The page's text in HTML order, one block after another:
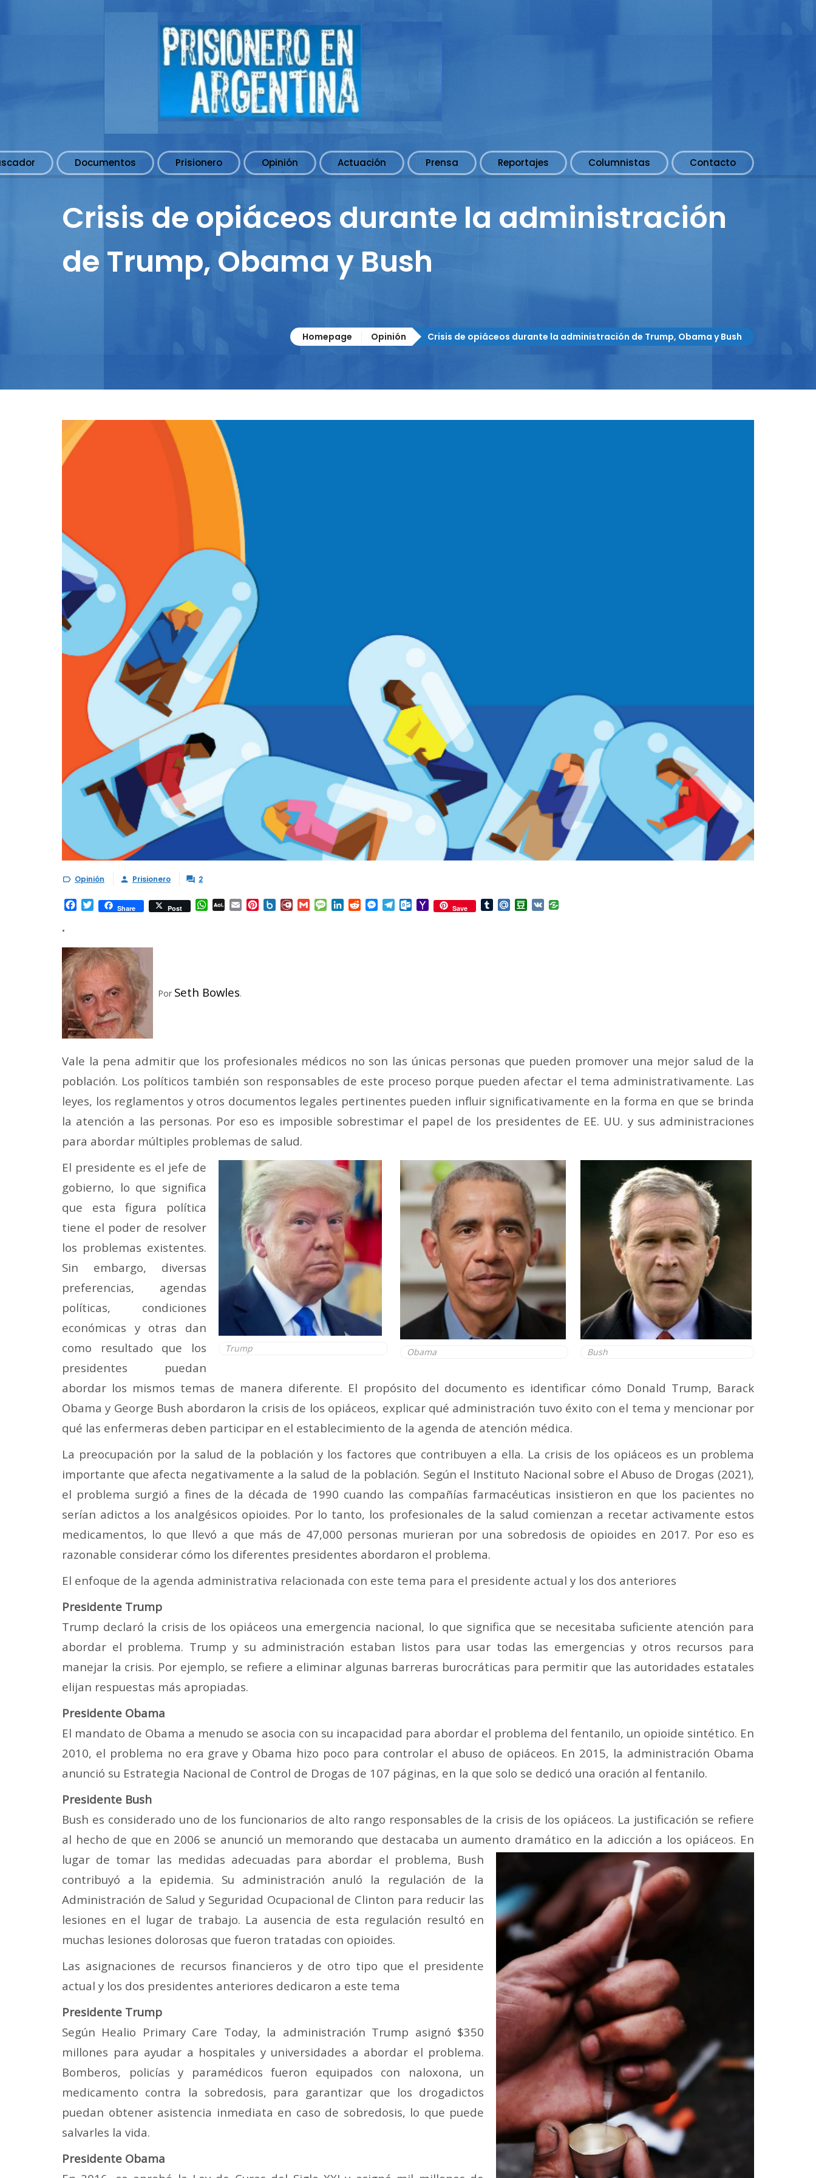
Documentos Prisionero Opinión Actuación Prensa Reportajes Columnistas Contacto
Crisis de opiáceos durante la administración
de Trump, Obama y Bush
Homepage Opinión Crisis de opiáceos durante la administración de Trump, Obama y Bush
 Opinión  Prisionero  2
Facebook
TwitterShare Post WhatsApp
AOL Email Pinterest
Box.netDiary.RuGmailMessage
LinkedInRedditMessenger
TelegramOutlook.com
YahooSave TumblrMail.RuDouban
VK
•
Por Seth Bowles.
Vale la pena admitir que los profesionales médicos no son las únicas personas que pueden promover una mejor salud de la
población. Los políticos también son responsables de este proceso porque pueden afectar el tema administrativamente. Las
leyes, los reglamentos y otros documentos legales pertinentes pueden influir significativamente en la forma en que se brinda
la atención a las personas. Por eso es imposible sobrestimar el papel de los presidentes de EE. UU. y sus administraciones
para abordar múltiples problemas de salud.
Bush
Obama
Trump
El presidente es el jefe de
gobierno, lo que significa
que esta figura política
tiene el poder de resolver
los problemas existentes.
Sin embargo, diversas
preferencias, agendas
políticas, condiciones
económicas y otras dan
como resultado que los
presidentes puedan
abordar los mismos temas de manera diferente. El propósito del documento es identificar cómo Donald Trump, Barack
Obama y George Bush abordaron la crisis de los opiáceos, explicar qué administración tuvo éxito con el tema y mencionar por
qué las enfermeras deben participar en el establecimiento de la agenda de atención médica.
La preocupación por la salud de la población y los factores que contribuyen a ella. La crisis de los opiáceos es un problema
importante que afecta negativamente a la salud de la población. Según el Instituto Nacional sobre el Abuso de Drogas (2021),
el problema surgió a fines de la década de 1990 cuando las compañías farmacéuticas insistieron en que los pacientes no
serían adictos a los analgésicos opioides. Por lo tanto, los profesionales de la salud comienzan a recetar activamente estos
medicamentos, lo que llevó a que más de 47,000 personas murieran por una sobredosis de opioides en 2017. Por eso es
razonable considerar cómo los diferentes presidentes abordaron el problema.
El enfoque de la agenda administrativa relacionada con este tema para el presidente actual y los dos anteriores
Presidente Trump
Trump declaró la crisis de los opiáceos una emergencia nacional, lo que significa que se necesitaba suficiente atención para
abordar el problema. Trump y su administración estaban listos para usar todas las emergencias y otros recursos para
manejar la crisis. Por ejemplo, se refiere a eliminar algunas barreras burocráticas para permitir que las autoridades estatales
elijan respuestas más apropiadas.
Presidente Obama
El mandato de Obama a menudo se asocia con su incapacidad para abordar el problema del fentanilo, un opioide sintético. En
2010, el problema no era grave y Obama hizo poco para controlar el abuso de opiáceos. En 2015, la administración Obama
anunció su Estrategia Nacional de Control de Drogas de 107 páginas, en la que solo se dedicó una oración al fentanilo.
Presidente Bush
Bush es considerado uno de los funcionarios de alto rango responsables de la crisis de los opiáceos. La justificación se refiere
al hecho de que en 2006 se anunció un memorando que destacaba un aumento dramático en la adicción a los opiáceos. En
lugar de tomar las medidas adecuadas para abordar el problema, Bush
contribuyó a la epidemia. Su administración anuló la regulación de la
Administración de Salud y Seguridad Ocupacional de Clinton para reducir las
lesiones en el lugar de trabajo. La ausencia de esta regulación resultó en
muchas lesiones dolorosas que fueron tratadas con opioides.
Las asignaciones de recursos financieros y de otro tipo que el presidente
actual y los dos presidentes anteriores dedicaron a este tema
Presidente Trump
Según Healio Primary Care Today, la administración Trump asignó $350
millones para ayudar a hospitales y universidades a abordar el problema.
Bomberos, policías y paramédicos fueron equipados con naloxona, un
medicamento contra la sobredosis, para garantizar que los drogadictos
puedan obtener asistencia inmediata en caso de sobredosis, lo que puede
salvarles la vida.
Presidente Obama